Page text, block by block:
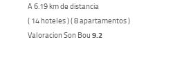
A 6.19 km de distancia
( 14 hoteles ) ( 8 apartamentos )
Valoracion Son Bou 9.2